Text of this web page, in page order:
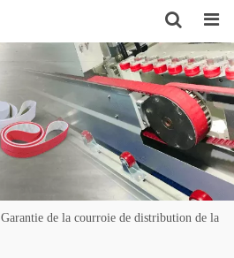
Search
Garantie de la courroie de distribution de la